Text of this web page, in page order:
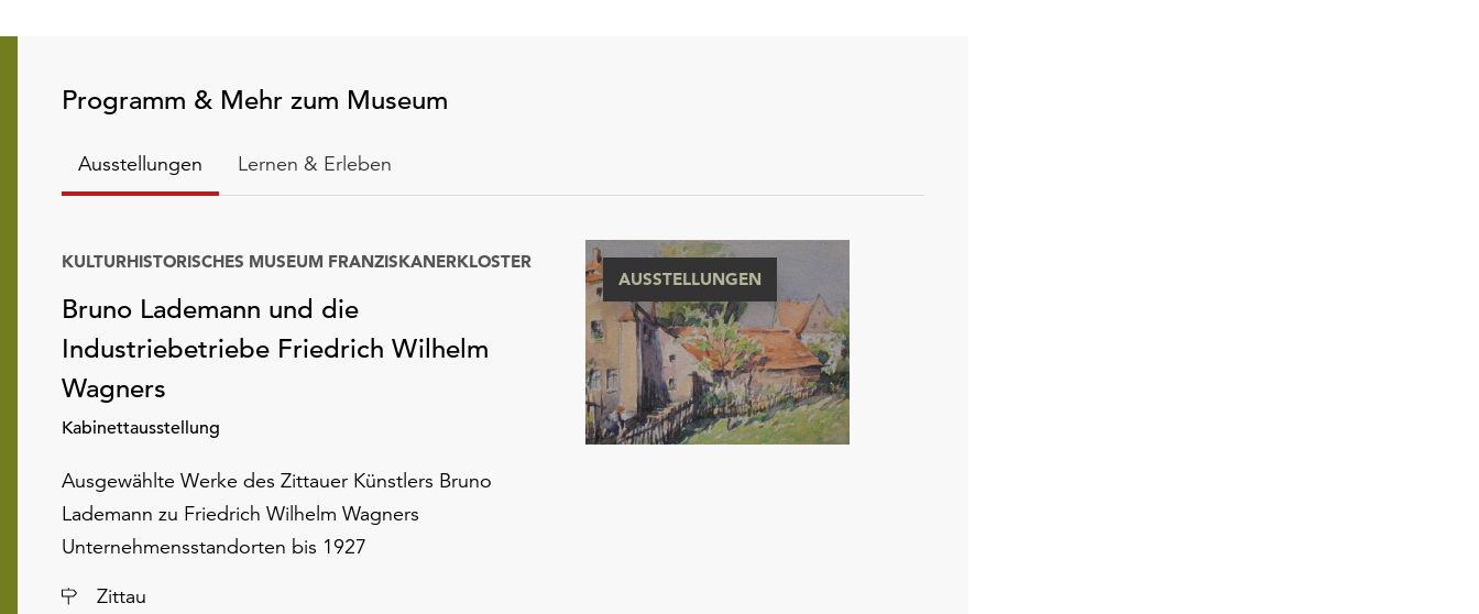
Programm & Mehr zum Museum
Ausstellungen Lernen & Erleben
Bruno Lademann und die
Industriebetriebe Friedrich Wilhelm
Wagners
Kabinettausstellung
KULTURHISTORISCHES MUSEUM FRANZISKANERKLOSTER
Ausgewählte Werke des Zittauer Künstlers Bruno
Lademann zu Friedrich Wilhelm Wagners
Unternehmensstandorten bis 1927
Ort
Zittau
AUSSTELLUNGEN